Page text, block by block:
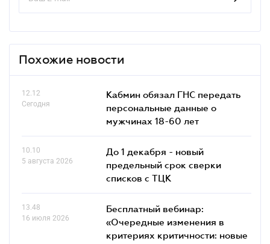
Похожие новости
12.12
Сегодня
Кабмин обязал ГНС передать
персональные данные о
мужчинах 18-60 лет
10.10
5 августа 2026
До 1 декабря - новый
предельный срок сверки
списков c ТЦК
13.48
16 июля 2026
Бесплатный вебинар:
«Очередные изменения в
критериях критичности: новые